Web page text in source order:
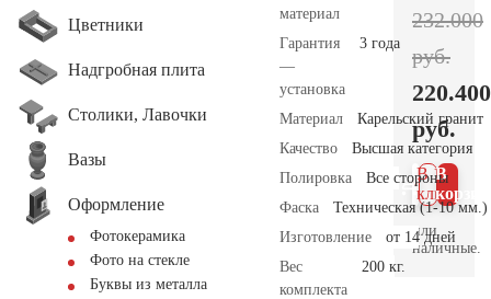
Цветники
Надгробная плита
Столики, Лавочки
Вазы
Оформление
Фотокерамика
Фото на стекле
Буквы из металла
материал
Гарантия
—
установка
3 года
Материал
Карельский гранит
Качество
Высшая категория
Полировка
Все стороны
Фаска
Техническая (1-10 мм.)
Изготовление
от 14 дней
Вес
комплекта
200 кг.
232.000
руб.
220.400
руб.
В
В 1
клик
или
наличные.